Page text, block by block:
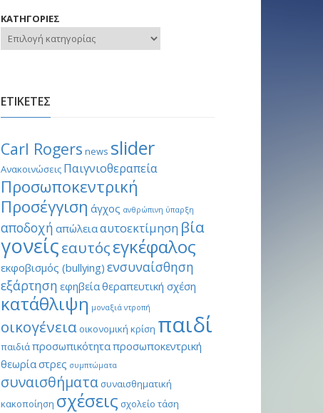
ΚΑΤΗΓΟΡΙΕΣ
ΕΤΙΚΕΤΕΣ
Carl Rogers news slider
Ανακοινώσεις Παιγνιοθεραπεία
Προσωποκεντρική
Προσέγγιση άγχος ανθρώπινη ύπαρξη
αποδοχή απώλειααυτοεκτίμηση βία
γονείςεαυτόςεγκέφαλος
εκφοβισμός (bullying) ενσυναίσθηση
εξάρτηση εφηβείαθεραπευτική σχέση
κατάθλιψη μοναξιά ντροπή
οικογένεια οικονομική κρίση παιδί
παιδιάπροσωπικότηταπροσωποκεντρική
θεωρίαστρες συμπτώματα
συναισθήματασυναισθηματική
κακοποίηση σχέσεις σχολείο τάση